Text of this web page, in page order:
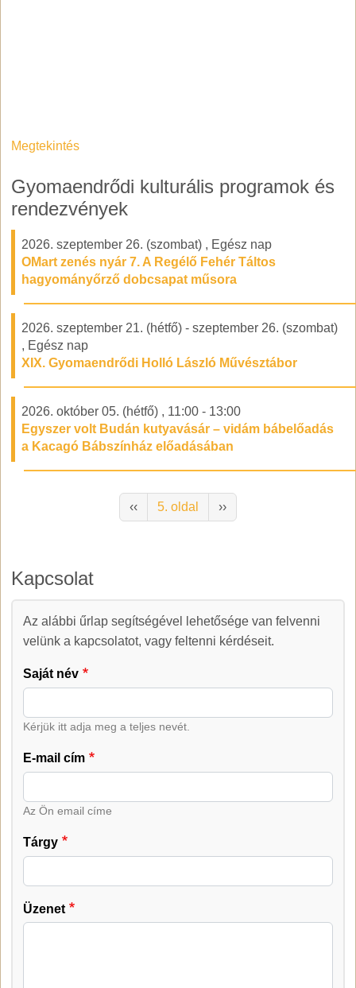
Megtekintés
Gyomaendrődi kulturális programok és
rendezvények
2026. szeptember 26. (szombat) , Egész nap
OMart zenés nyár 7. A Regélő Fehér Táltos
hagyományőrző dobcsapat műsora
2026. szeptember 21. (hétfő) - szeptember 26. (szombat)
, Egész nap
XIX. Gyomaendrődi Holló László Művésztábor
2026. október 05. (hétfő) , 11:00 - 13:00
Egyszer volt Budán kutyavásár – vidám bábelőadás
a Kacagó Bábszínház előadásában
Előző oldal
‹‹ 5. oldal Következő oldal
››
Kapcsolat
Kapcsolat
Az alábbi űrlap segítségével lehetősége van felvenni
velünk a kapcsolatot, vagy feltenni kérdéseit.
Saját név
Kérjük itt adja meg a teljes nevét.
E-mail cím
Az Ön email címe
Tárgy
Üzenet